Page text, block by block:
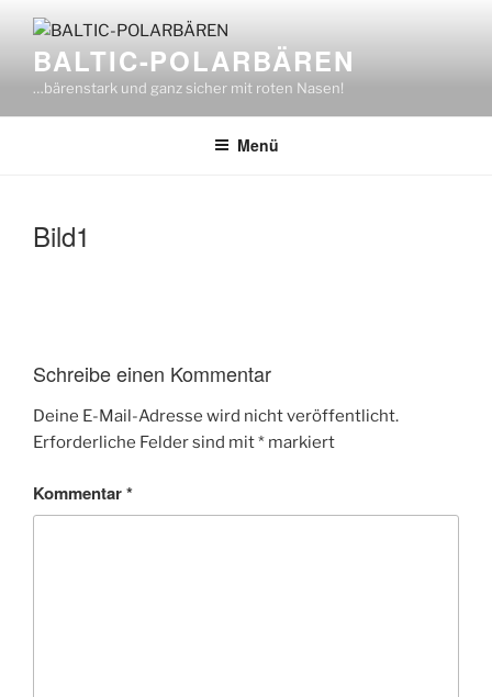
Inhalt
springenBALTIC-POLARBÄREN
…bärenstark und ganz sicher mit roten Nasen!
Menü
Bild1
Schreibe einen Kommentar
Deine E-Mail-Adresse wird nicht veröffentlicht.
Erforderliche Felder sind mit* markiert
Kommentar*